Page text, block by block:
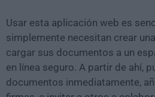
Usar esta aplicación web es
simplemente necesitan crear
cargar sus documentos a un
en línea seguro. A partir de ahí,
documentos inmediatamente,